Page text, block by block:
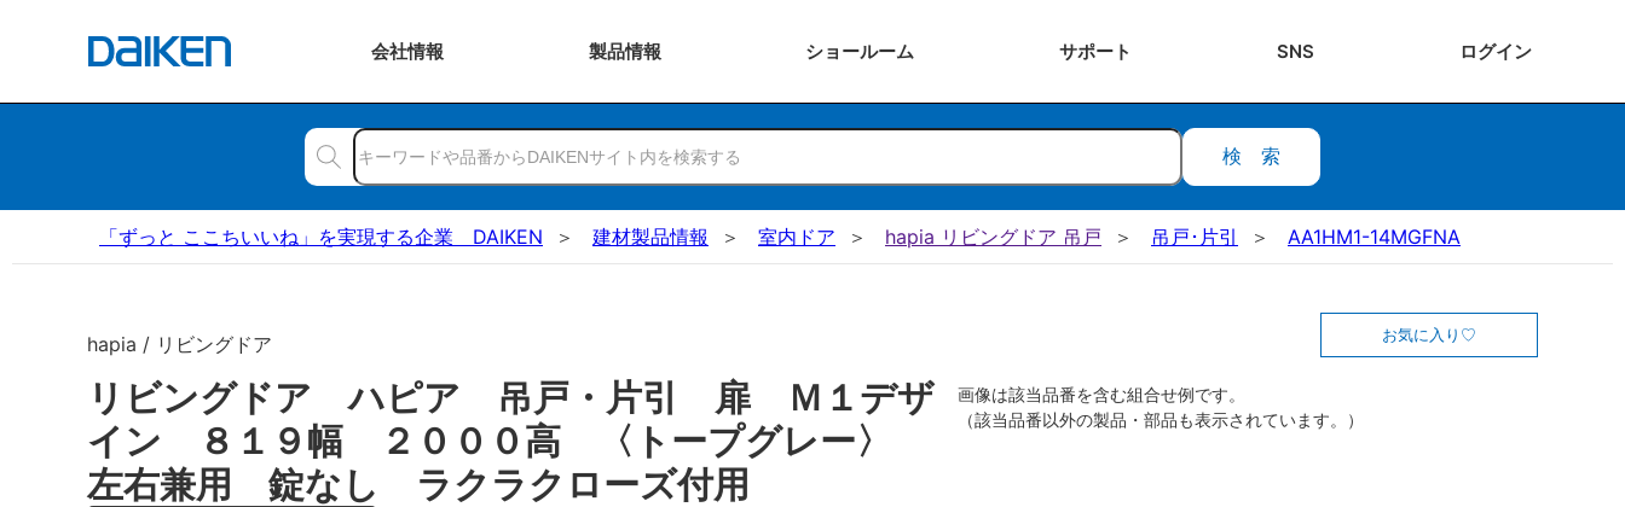
会社情報 製品情報 ショールーム サポート SNS ログイン
検索
「ずっと ここちいいね」を実現する企業 DAIKEN 建材製品情報 室内ドア hapia リビングドア 吊戸 吊戸･片引 AA1HM1-14MGFNA
hapia / リビングドア
リビングドア ハピア 吊戸・片引 扉 Ｍ１デザ
イン ８１９幅 ２０００高 〈トープグレー〉
左右兼用 錠なし ラクラクローズ付用
お気に入り
画像は該当品番を含む組合せ例です。
（該当品番以外の製品・部品も表示されています。）